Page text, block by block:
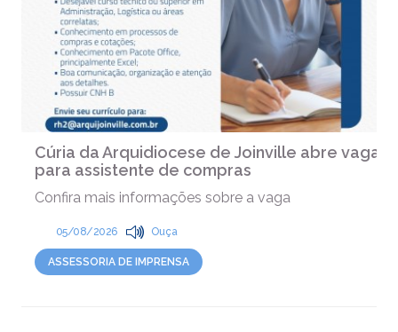
Cúria da Arquidiocese de Joinville abre vaga
para assistente de compras
Confira mais informações sobre a vaga
05/08/2026 Ouça
ASSESSORIA DE IMPRENSA